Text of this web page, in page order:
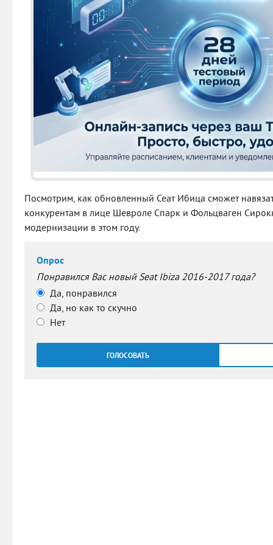
Посмотрим, как обновленный Сеат Ибица сможет
конкурентам в лице Шевроле Спарк и Фольцваген
модернизации в этом году.
Опрос
Понравился Вас новый Seat Ibiza 2016-2017 года?
Да, понравился
Да, но как то скучно
Нет
ГОЛОСОВАТЬ